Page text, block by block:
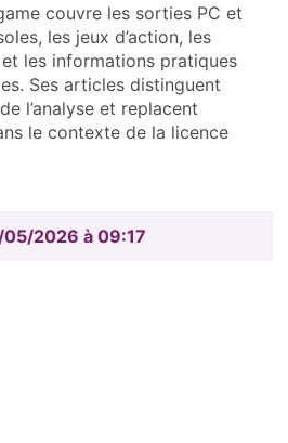
couvre les sorties PC et
les jeux d’action, les
et les informations pratiques
Ses articles distinguent
l’analyse et replacent
le contexte de la licence
05/2026 à 09:17